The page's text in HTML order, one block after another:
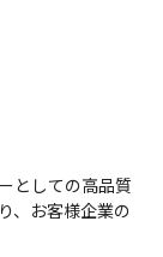
としての高品質
、お客様企業の